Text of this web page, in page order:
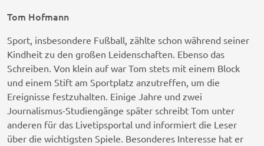
Tom Hofmann
Sport, insbesondere Fußball, zählte schon während seiner
Kindheit zu den großen Leidenschaften. Ebenso das
Schreiben. Von klein auf war Tom stets mit einem Block
und einem Stift am Sportplatz anzutreffen, um die
Ereignisse festzuhalten. Einige Jahre und zwei
Journalismus-Studiengänge später schreibt Tom unter
anderen für das Livetipsportal und informiert die Leser
über die wichtigsten Spiele. Besonderes Interesse hat er